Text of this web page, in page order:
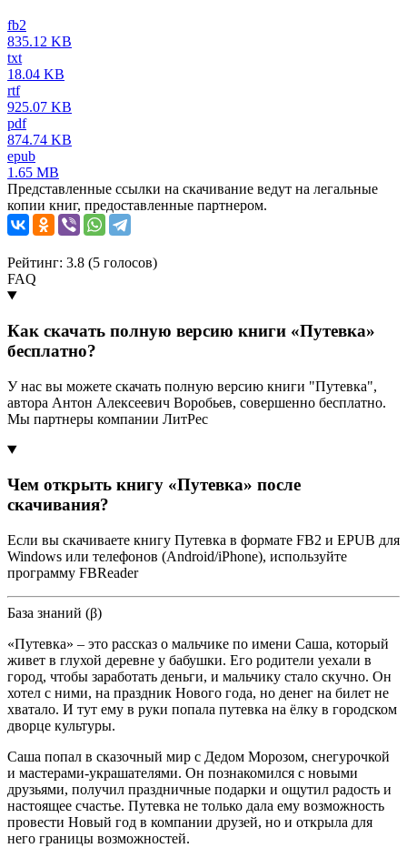
fb2
835.12 KB
txt
18.04 KB
rtf
925.07 KB
pdf
874.74 KB
epub
1.65 MB
Представленные ссылки на скачивание ведут на легальные
копии книг, предоставленные партнером.
Рейтинг: 3.8 (5 голосов)
FAQ
Как скачать полную версию книги «Путевка»
бесплатно?
У нас вы можете скачать полную версию книги "Путевка",
автора Антон Алексеевич Воробьев, совершенно бесплатно.
Мы партнеры компании ЛитРес
Чем открыть книгу «Путевка» после
скачивания?
Если вы скачиваете книгу Путевка в формате FB2 и EPUB для
Windows или телефонов (Android/iPhone), используйте
программу FBReader
База знаний (β)
«Путевка» – это рассказ о мальчике по имени Саша, который
живет в глухой деревне у бабушки. Его родители уехали в
город, чтобы заработать деньги, и мальчику стало скучно. Он
хотел с ними, на праздник Нового года, но денег на билет не
хватало. И тут ему в руки попала путевка на ёлку в городском
дворце культуры.
Саша попал в сказочный мир с Дедом Морозом, снегурочкой
и мастерами-украшателями. Он познакомился с новыми
друзьями, получил праздничные подарки и ощутил радость и
настоящее счастье. Путевка не только дала ему возможность
провести Новый год в компании друзей, но и открыла для
него границы возможностей.